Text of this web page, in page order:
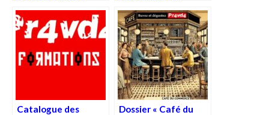
révélateur d’une
époque
Catalogue des
Dossier « Café du